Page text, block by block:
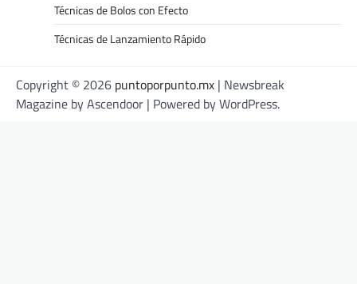
Técnicas de Bolos con Efecto
Técnicas de Lanzamiento Rápido
Copyright © 2026 puntoporpunto.mx | Newsbreak
Magazine byAscendoor | Powered byWordPress.